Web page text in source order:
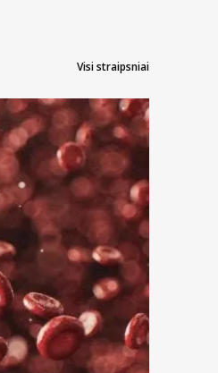
Visi straipsniai